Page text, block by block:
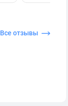
Все отзывы